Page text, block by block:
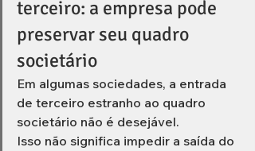
terceiro: a empresa pode
preservar seu quadro
societário
Em algumas sociedades, a entrada
de terceiro estranho ao quadro
societário não é desejável.
Isso não significa impedir a saída do